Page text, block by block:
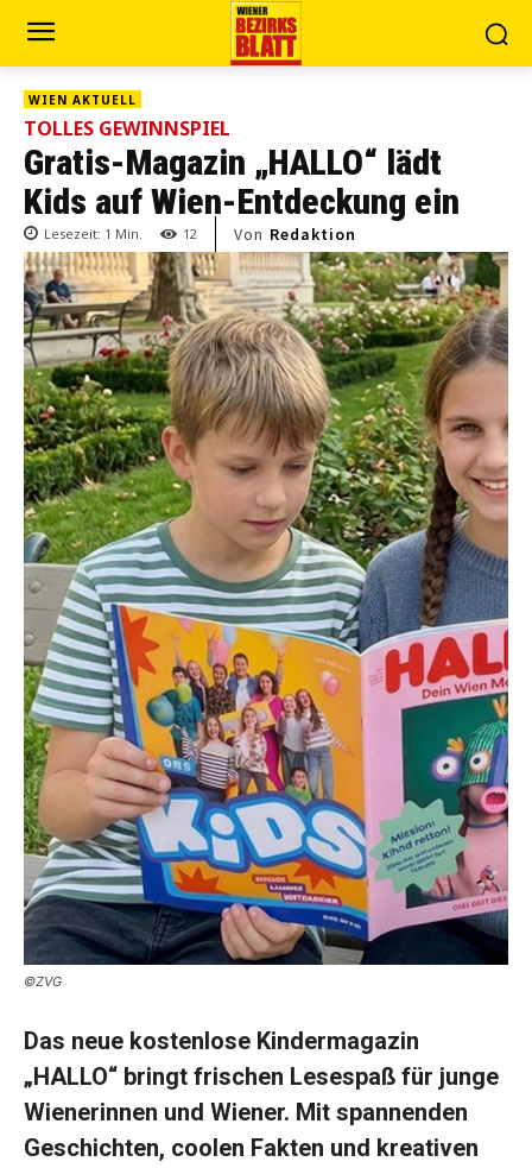
WIEN AKTUELL
TOLLES GEWINNSPIEL
Gratis-Magazin „HALLO“ lädt
Kids auf Wien-Entdeckung ein
Lesezeit: 1 Min. 12 Von Redaktion
©ZVG
Das neue kostenlose Kindermagazin
„HALLO“ bringt frischen Lesespaß für junge
Wienerinnen und Wiener. Mit spannenden
Geschichten, coolen Fakten und kreativen